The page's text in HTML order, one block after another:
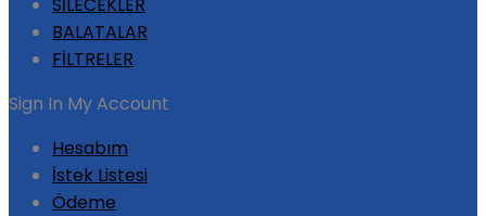
BALATALAR
FİLTRELER
Sign In My Account
Hesabım
İstek Listesi
Ödeme